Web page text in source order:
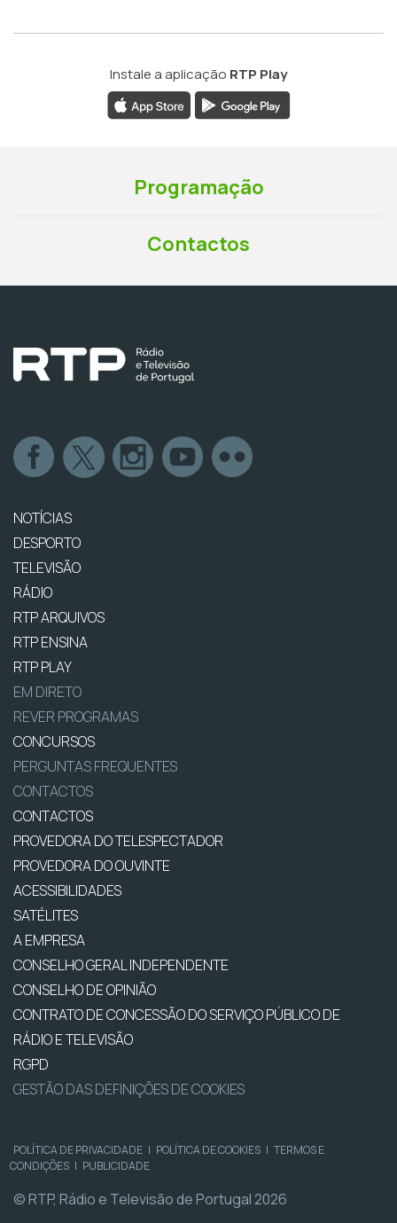
Instale a aplicação RTP Play
Programação
Contactos
NOTÍCIAS
DESPORTO
TELEVISÃO
RÁDIO
RTP ARQUIVOS
RTP ENSINA
RTP PLAY
EM DIRETO
REVER PROGRAMAS
CONCURSOS
PERGUNTAS FREQUENTES
CONTACTOS
CONTACTOS
PROVEDORA DO TELESPECTADOR
PROVEDORA DO OUVINTE
ACESSIBILIDADES
SATÉLITES
A EMPRESA
CONSELHO GERAL INDEPENDENTE
CONSELHO DE OPINIÃO
CONTRATO DE CONCESSÃO DO SERVIÇO PÚBLICO DE
RÁDIO E TELEVISÃO
RGPD
GESTÃO DAS DEFINIÇÕES DE COOKIES
POLÍTICA DE PRIVACIDADE | POLÍTICA DE COOKIES | TERMOS E
CONDIÇÕES | PUBLICIDADE
© RTP, Rádio e Televisão de Portugal 2026